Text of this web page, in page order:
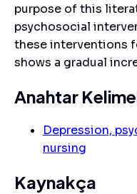
purpose of this
psychosocial
these interventions
shows a gradual
Anahtar
Depression,
nursing
Kaynakça